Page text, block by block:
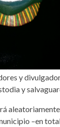
y
y
–en